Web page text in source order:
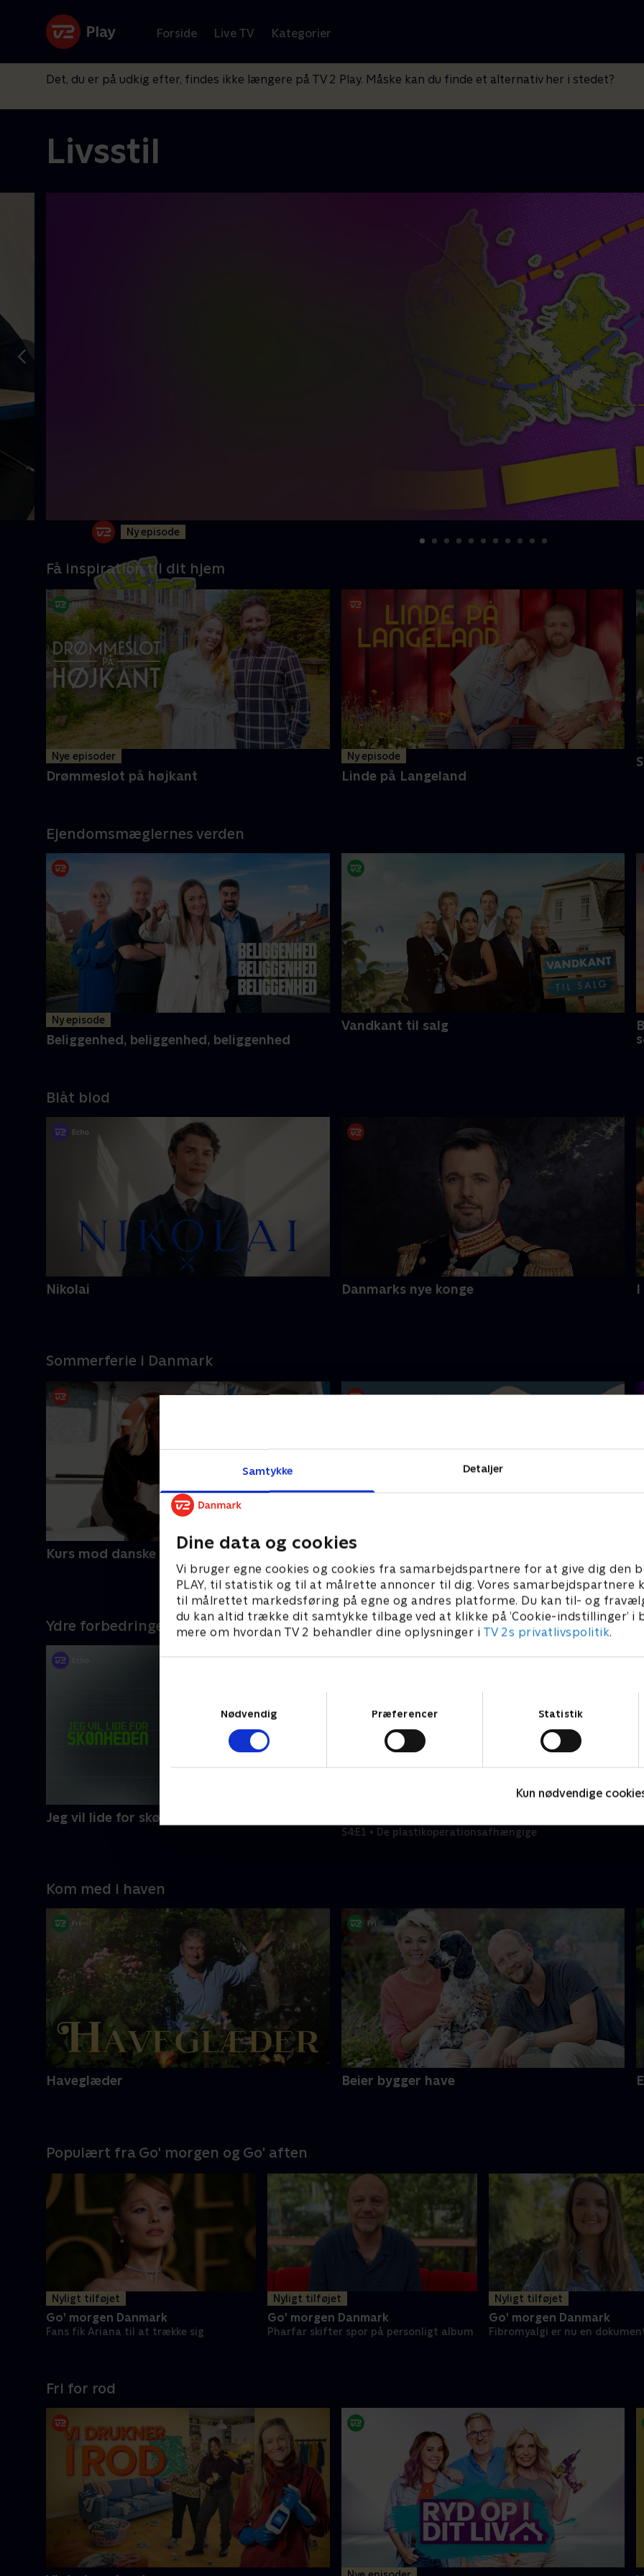
Samtykke Detaljer
Dine data og cookies
Vi bruger egne cookies og cookies fra samarbejdspartnere for at give dig den
PLAY, til statistik og til at målrette annoncer til dig. Vores samarbejdspartnere
til målrettet markedsføring på egne og andres platforme. Du kan til- og
du kan altid trække dit samtykke tilbage ved at klikke på ’Cookie-indstillinger’ i
mere om hvordan TV 2 behandler dine oplysninger i TV 2s privatlivspolitik.
Nødvendig
Præferencer Statistik
Kun nødvendige
Forside Live TV Kategorier
Det, du er på udkig efter, findes ikke længere på TV 2 Play. Måske kan du finde et alternativ her i stedet?
Livsstil
Ny episode
Melvin og mor Carolyne er klar
med endnu flere oplevelser i det
ganske land
Mere info
Gå til
Få inspiration til dit hjem
Nye episoder
Drømmeslot på højkant
Ny episode
Linde på Langeland
Ejendomsmæglernes verden
Ny episode
Beliggenhed, beliggenhed, beliggenhed
Vandkant til salg
Blåt blod
Nikolai Danmarks nye konge I
Sommerferie i Danmark
Kurs mod danske kyster Ruths Hotel
Ydre forbedringer
Jeg vil lide for skønheden
S4:E1 • De plastikoperationsafhængige
Kom med i haven
Haveglæder Beier bygger have
Populært fra Go' morgen og Go' aften
Nyligt tilføjet
Go' morgen Danmark
Fans fik Ariana til at trække sig
Nyligt tilføjet
Go' morgen Danmark
Pharfar skifter spor på personligt album
Nyligt tilføjet
Go' morgen Danmark
Fibromyalgi er nu en
Fri for rod